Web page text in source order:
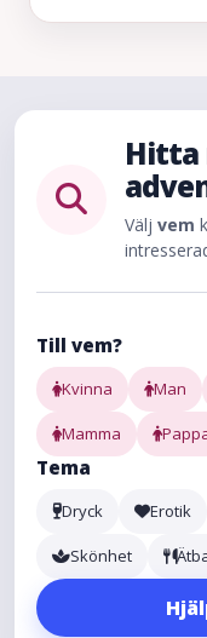
Välj vem
Till vem?
Kvinna Man
Mamma
Tema
Dryck Erotik
Skönhet